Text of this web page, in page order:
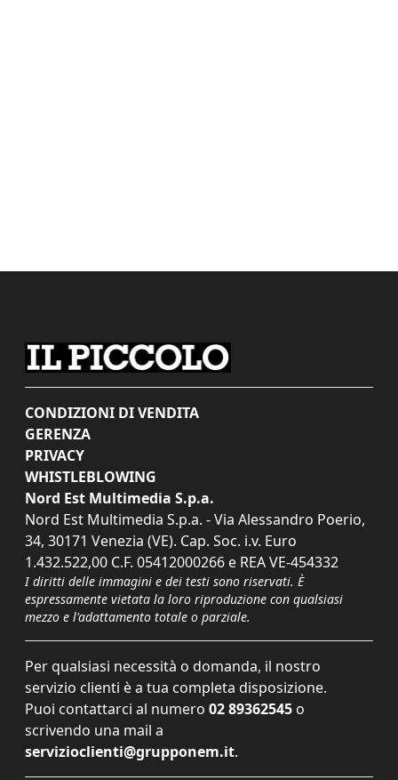
CONDIZIONI DI VENDITA
GERENZA
PRIVACY
WHISTLEBLOWING
Nord Est Multimedia S.p.a.
Nord Est Multimedia S.p.a. - Via Alessandro Poerio,
34, 30171 Venezia (VE). Cap. Soc. i.v. Euro
1.432.522,00 C.F. 05412000266 e REA VE-454332
I diritti delle immagini e dei testi sono riservati. È
espressamente vietata la loro riproduzione con qualsiasi
mezzo e l'adattamento totale o parziale.
Per qualsiasi necessità o domanda, il nostro
servizio clienti è a tua completa disposizione.
Puoi contattarci al numero 02 89362545 o
scrivendo una mail a
servizioclienti@grupponem.it.